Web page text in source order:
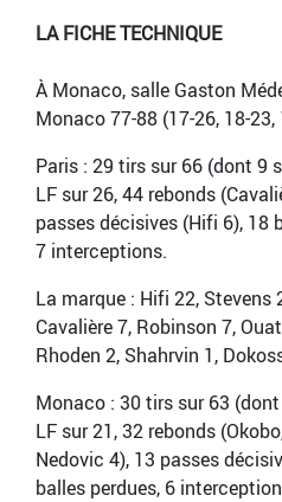
LA FICHE TECHNIQUE
À Monaco, salle Gaston
Monaco 77-88 (17-26, 18-23,
Paris : 29 tirs sur 66 (dont 9
LF sur 26, 44 rebonds
passes décisives (Hifi 6), 18
7 interceptions.
La marque : Hifi 22, Stevens
Cavalière 7, Robinson 7,
Rhoden 2, Shahrvin 1,
Monaco : 30 tirs sur 63
LF sur 21, 32 rebonds
Nedovic 4), 13 passes
balles perdues, 6